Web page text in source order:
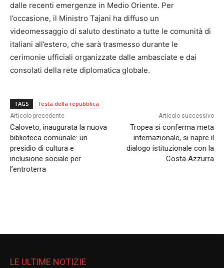
dalle recenti emergenze in Medio Oriente. Per
l’occasione, il Ministro Tajani ha diffuso un
videomessaggio di saluto destinato a tutte le comunità di
italiani all’estero, che sarà trasmesso durante le
cerimonie ufficiali organizzate dalle ambasciate e dai
consolati della rete diplomatica globale.
TAGS festa della repubblica
Articolo precedente
Caloveto, inaugurata la nuova
biblioteca comunale: un
presidio di cultura e
inclusione sociale per
l’entroterra
Articolo successivo
Tropea si conferma meta
internazionale, si riapre il
dialogo istituzionale con la
Costa Azzurra
LE ULTIME NOTIZIE